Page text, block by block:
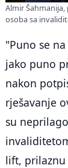
Almir
osoba sa
"Puno se
jako puno
nakon
rješavanje
su
lift, prilaznu